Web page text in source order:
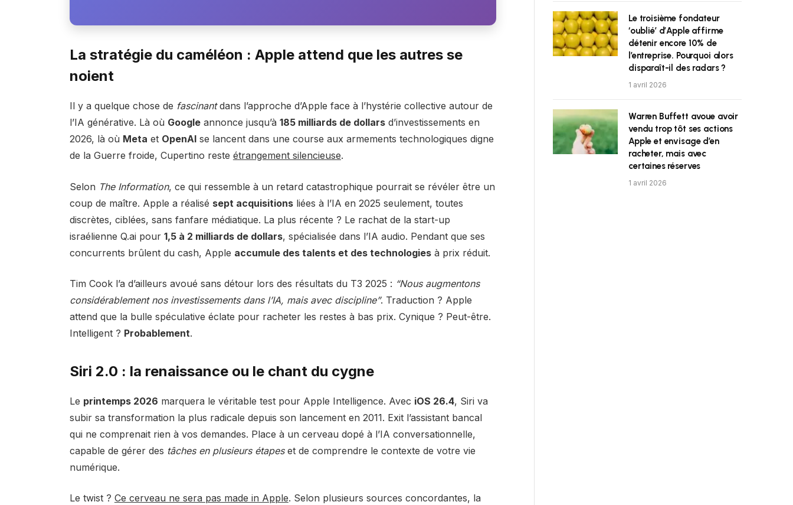
La stratégie du caméléon : Apple attend que les autres se
noient
Il y a quelque chose de fascinantdans l’approche d’Apple face à l’hystérie collective autour de
l’IA générative. Là où Googleannonce jusqu’à 185 milliards de dollarsd’investissements en
2026, là où Meta et OpenAIse lancent dans une course aux armements technologiques digne
de la Guerre froide, Cupertino reste étrangement silencieuse.
Selon The Information, ce qui ressemble à un retard catastrophique pourrait se révéler être un
coup de maître. Apple a réalisé sept acquisitionsliées à l’IA en 2025 seulement, toutes
discrètes, ciblées, sans fanfare médiatique. La plus récente ? Le rachat de la start-up
israélienne Q.ai pour 1,5 à 2 milliards de dollars, spécialisée dans l’IA audio. Pendant que ses
concurrents brûlent du cash, Apple accumule des talents et des technologiesà prix réduit.
Tim Cook l’a d’ailleurs avoué sans détour lors des résultats du T3 2025 : “Nous augmentons
considérablement nos investissements dans l’IA, mais avec discipline”. Traduction ? Apple
attend que la bulle spéculative éclate pour racheter les restes à bas prix. Cynique ? Peut-être.
Intelligent ? Probablement.
Siri 2.0 : la renaissance ou le chant du cygne
Le printemps 2026 marquera le véritable test pour Apple Intelligence. Avec iOS 26.4, Siri va
subir sa transformation la plus radicale depuis son lancement en 2011. Exit l’assistant bancal
qui ne comprenait rien à vos demandes. Place à un cerveau dopé à l’IA conversationnelle,
capable de gérer des tâches en plusieurs étapeset de comprendre le contexte de votre vie
numérique.
Le twist ? Ce cerveau ne sera pas made in Apple. Selon plusieurs sources concordantes, la
Le troisième fondateur
‘oublié’ d’Apple affirme
détenir encore 10% de
l’entreprise. Pourquoi alors
disparaît-il des radars ?
1 avril 2026
Warren Buffett avoue avoir
vendu trop tôt ses actions
Apple et envisage d’en
racheter, mais avec
certaines réserves
1 avril 2026